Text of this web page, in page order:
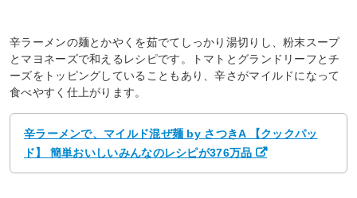
辛ラーメンの麺とかやくを茹でてしっかり湯切りし、粉末スープ
とマヨネーズで和えるレシピです。トマトとグランドリーフとチ
ーズをトッピングしていることもあり、辛さがマイルドになって
食べやすく仕上がります。
辛ラーメンで、マイルド混ぜ麺 by さつきA 【クックパッ
ド】 簡単おいしいみんなのレシピが376万品